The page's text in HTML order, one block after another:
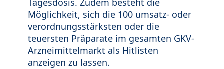
Möglichkeit, sich die 100 umsatz- oder
verordnungsstärksten oder die
teuersten Präparate im gesamten GKV-
Arzneimittelmarkt als Hitlisten
anzeigen zu lassen.